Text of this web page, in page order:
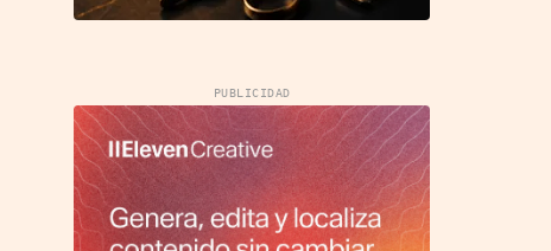
PUBLICIDAD